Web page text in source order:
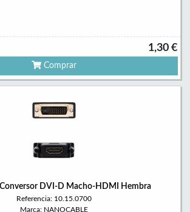
1,30 €
Comprar
DVI-D Macho-HDMI Hembra
Referencia: 10.15.0700
Marca: NANOCABLE